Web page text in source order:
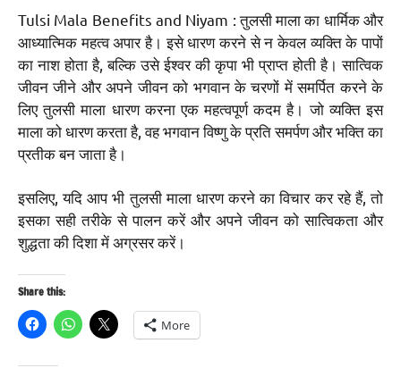
Tulsi Mala Benefits and Niyam : तुलसी माला का धार्मिक और
आध्यात्मिक महत्व अपार है। इसे धारण करने से न केवल व्यक्ति के पापों
का नाश होता है, बल्कि उसे ईश्वर की कृपा भी प्राप्त होती है। सात्विक
जीवन जीने और अपने जीवन को भगवान के चरणों में समर्पित करने के
लिए तुलसी माला धारण करना एक महत्वपूर्ण कदम है। जो व्यक्ति इस
माला को धारण करता है, वह भगवान विष्णु के प्रति समर्पण और भक्ति का
प्रतीक बन जाता है।
इसलिए, यदि आप भी तुलसी माला धारण करने का विचार कर रहे हैं, तो
इसका सही तरीके से पालन करें और अपने जीवन को सात्विकता और
शुद्धता की दिशा में अग्रसर करें।
Share this:
More